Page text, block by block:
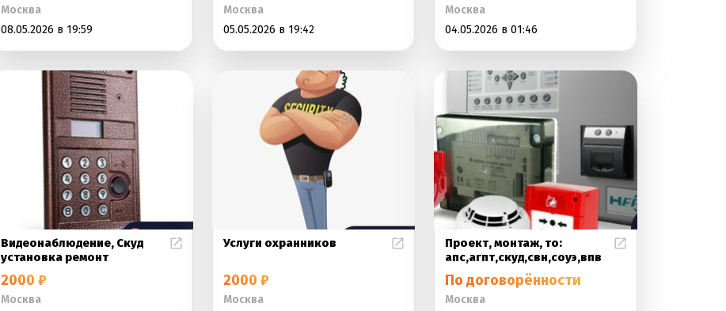
Москва
08.05.2026 в 19:59
Москва
05.05.2026 в 19:42
Москва
04.05.2026 в 01:46
Видеонаблюдение, Скуд
установка ремонт
2000 ₽
Москва
Услуги охранников
2000 ₽
Москва
Проект, монтаж, то:
апс,агпт,скуд,свн,соуэ,впв
По договорённости
Москва